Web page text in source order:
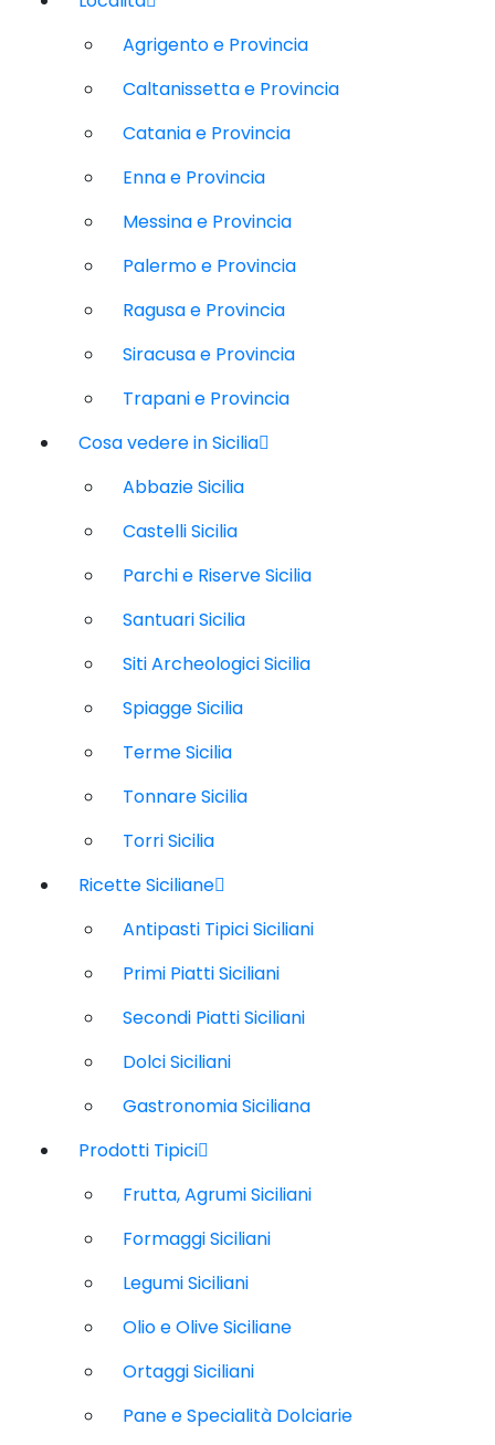
Agrigento e Provincia
Caltanissetta e Provincia
Catania e Provincia
Enna e Provincia
Messina e Provincia
Palermo e Provincia
Ragusa e Provincia
Siracusa e Provincia
Trapani e Provincia
Cosa vedere in Sicilia
Abbazie Sicilia
Castelli Sicilia
Parchi e Riserve Sicilia
Santuari Sicilia
Siti Archeologici Sicilia
Spiagge Sicilia
Terme Sicilia
Tonnare Sicilia
Torri Sicilia
Ricette Siciliane
Antipasti Tipici Siciliani
Primi Piatti Siciliani
Secondi Piatti Siciliani
Dolci Siciliani
Gastronomia Siciliana
Prodotti Tipici
Frutta, Agrumi Siciliani
Formaggi Siciliani
Legumi Siciliani
Olio e Olive Siciliane
Ortaggi Siciliani
Pane e Specialità Dolciarie